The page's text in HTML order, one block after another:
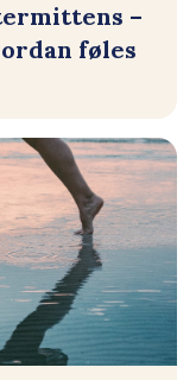
–
føles